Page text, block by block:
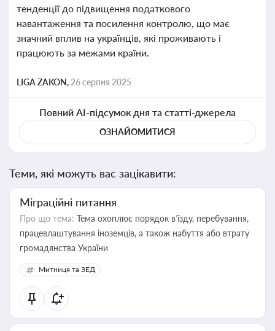
тенденції до підвищення податкового
навантаження та посилення контролю, що має
значний вплив на українців, які проживають і
працюють за межами країни.
LIGA ZAKON, 26 серпня 2025
Повний AI-підсумок дня та статті-джерела
ОЗНАЙОМИТИСЯ
Теми, які можуть вас зацікавити:
Міграційні питання
Про що тема: Тема охоплює порядок в’їзду, перебування,
працевлаштування іноземців, а також набуття або втрату
громадянства України
Митниця та ЗЕД